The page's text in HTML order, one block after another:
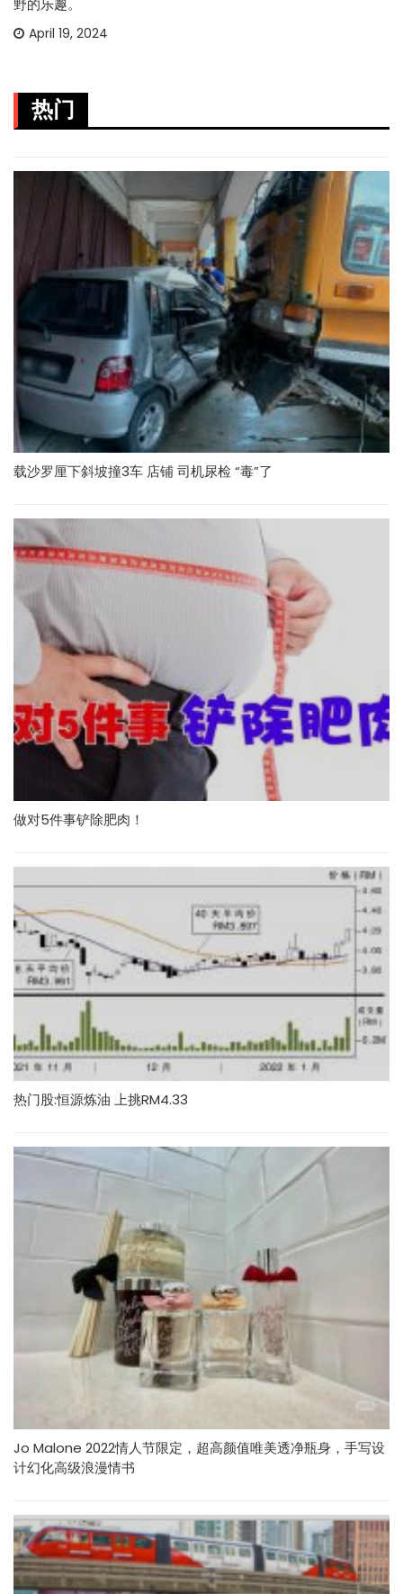
April 19, 2024
热门
载沙罗厘下斜坡撞3车 店铺 司机尿检 “毒”了
做对5件事铲除肥肉！
热门股:恒源炼油 上挑RM4.33
Jo Malone 2022情人节限定，超高颜值唯美透净瓶身，手写设
计幻化高级浪漫情书